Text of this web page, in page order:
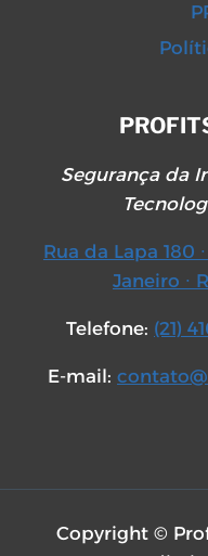
Segurança da
Rua da Lapa 180
Janeiro ∙
Telefone: (21)
E-mail:
Copyright ©